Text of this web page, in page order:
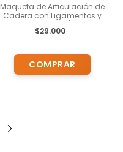
Maqueta de Articulación de
Cadera con Ligamentos y
$29.000